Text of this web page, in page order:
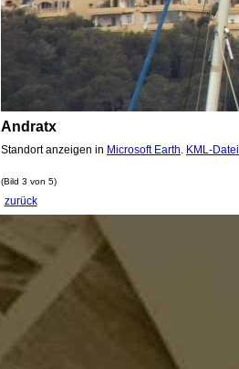
Andratx
Standort anzeigen in Microsoft Earth KML-Datei
(Bild 3 von 5)
zurück